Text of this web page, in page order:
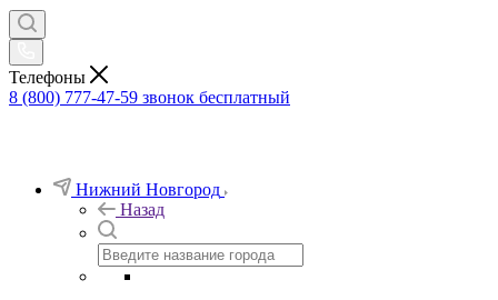
Телефоны
8 (800) 777-47-59 звонок бесплатный
Нижний Новгород
Назад